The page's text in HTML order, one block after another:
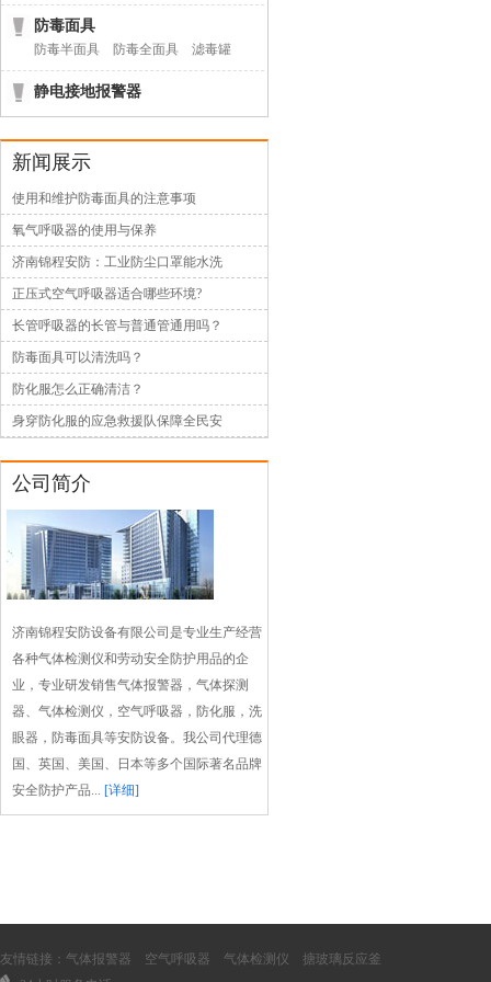
防毒面具
防毒半面具 防毒全面具 滤毒罐
静电接地报警器
新闻展示
使用和维护防毒面具的注意事项
氧气呼吸器的使用与保养
济南锦程安防：工业防尘口罩能水洗
正压式空气呼吸器适合哪些环境?
长管呼吸器的长管与普通管通用吗？
防毒面具可以清洗吗？
防化服怎么正确清洁？
身穿防化服的应急救援队保障全民安
公司简介
济南锦程安防设备有限公司是专业生产经营
各种气体检测仪和劳动安全防护用品的企
业，专业研发销售气体报警器，气体探测
器、气体检测仪，空气呼吸器，防化服，洗
眼器，防毒面具等安防设备。我公司代理德
国、英国、美国、日本等多个国际著名品牌
安全防护产品... [详细]
友情链接： 气体报警器 空气呼吸器 气体检测仪
搪玻璃反应釜